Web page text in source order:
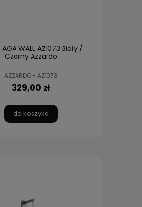
WALL AZ1073 Biały /
Czarny Azzardo
AZZARDO - AZ1073
329,00 zł
do koszyka